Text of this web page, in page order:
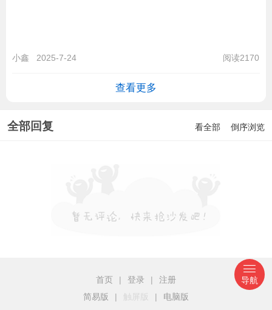
小鑫 2025-7-24 阅读2170
查看更多
全部回复 看全部 倒序浏览
首页 | 登录 |
注册
简易版
| 触屏版 | 电脑版
导航